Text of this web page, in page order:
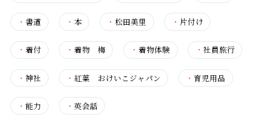
・ 書道 ・本 ・ 松田美里 ・ 片付け
・ 着付 ・着物 梅 ・着物体験 ・ 社員旅行
・ 神社 ・紅葉 おけいこジャパン ・育児用品
・ 能力 ・英会話